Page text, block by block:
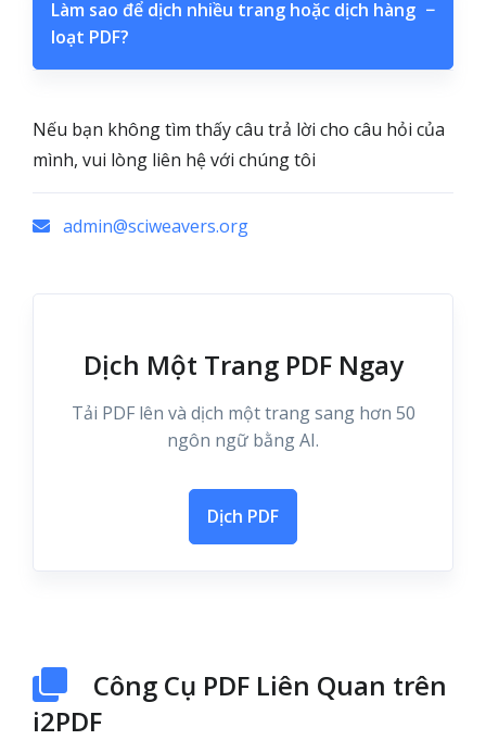
Làm sao để dịch nhiều trang hoặc dịch hàng
loạt PDF?
−
Nếu bạn không tìm thấy câu trả lời cho câu hỏi của
mình, vui lòng liên hệ với chúng tôi
admin@sciweavers.org
Dịch Một Trang PDF Ngay
Tải PDF lên và dịch một trang sang hơn 50
ngôn ngữ bằng AI.
Dịch PDF
Công Cụ PDF Liên Quan trên
i2PDF